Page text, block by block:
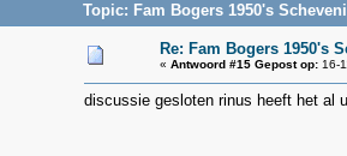
Topic: Fam Bogers 1950's
Re: Fam Bogers 1950's
« Antwoord #15 Gepost op:16-
discussie gesloten rinus heeft het al